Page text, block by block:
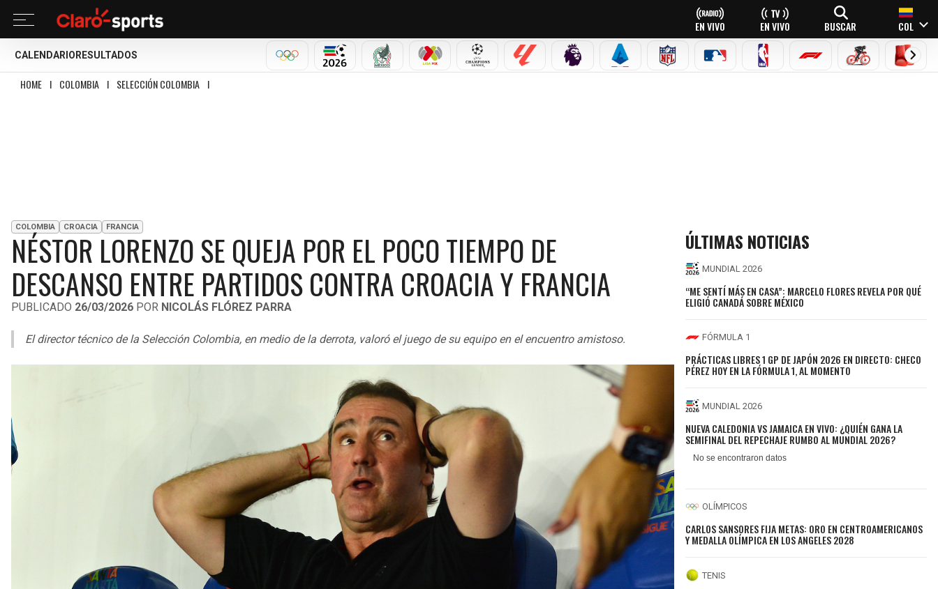
EN VIVO EN VIVO BUSCAR COL
CALENDARIO RESULTADOS
OLÍMPICOSMUNDIAL 2026SELECCIÓN MEXICANA
LIGA MX CHAMPIONS LEAGUE
LALIGA PREMIER LEAGUE
SERIE A NFL MLB NBA FÓRMULA 1CICLISMOBOXEO
HOME I COLOMBIA I SELECCIÓN COLOMBIA I
COLOMBIA CROACIA FRANCIA
NÉSTOR LORENZO SE QUEJA POR EL POCO TIEMPO DE
DESCANSO ENTRE PARTIDOS CONTRA CROACIA Y FRANCIA
PUBLICADO 26/03/2026 POR NICOLÁS FLÓREZ PARRA
El director técnico de la Selección Colombia, en medio de la derrota, valoró el juego de su equipo en el encuentro amistoso.
ÚLTIMAS NOTICIAS
MUNDIAL 2026
“ME SENTÍ MÁS EN CASA”: MARCELO FLORES REVELA POR QUÉ
ELIGIÓ CANADÁ SOBRE MÉXICO
FÓRMULA 1
PRÁCTICAS LIBRES 1 GP DE JAPÓN 2026 EN DIRECTO: CHECO
PÉREZ HOY EN LA FÓRMULA 1, AL MOMENTO
MUNDIAL 2026
NUEVA CALEDONIA VS JAMAICA EN VIVO: ¿QUIÉN GANA LA
SEMIFINAL DEL REPECHAJE RUMBO AL MUNDIAL 2026?
OLÍMPICOS
CARLOS SANSORES FIJA METAS: ORO EN CENTROAMERICANOS
Y MEDALLA OLÍMPICA EN LOS ANGELES 2028
TENIS